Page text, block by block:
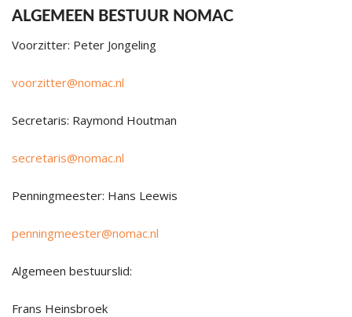
ALGEMEEN BESTUUR NOMAC
Voorzitter: Peter Jongeling
voorzitter@nomac.nl
Secretaris: Raymond Houtman
secretaris@nomac.nl
Penningmeester: Hans Leewis
penningmeester@nomac.nl
Algemeen bestuurslid:
Frans Heinsbroek